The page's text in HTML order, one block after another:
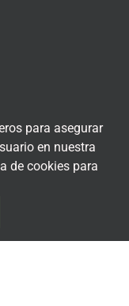
para asegurar
en nuestra
de cookies para